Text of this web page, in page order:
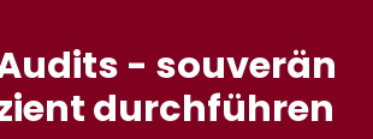
- souverän
durchführen